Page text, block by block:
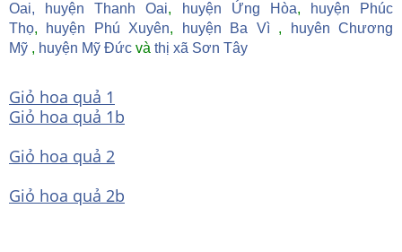
Oai,
huyện Thanh Oai, huyện Ứng Hòa,
huyện Phúc
Thọ, huyện Phú Xuyên, huyện Ba Vì,
huyên Chương
Mỹ , huyện Mỹ Đức và thị xã Sơn Tây
Giỏ hoa quả 1
Giỏ hoa quả 1b
Giỏ hoa quả 2
Giỏ hoa quả 2b